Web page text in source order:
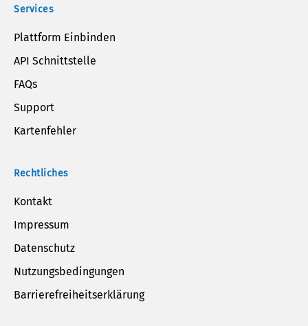
Services
Plattform Einbinden
API Schnittstelle
FAQs
Support
Kartenfehler
Rechtliches
Kontakt
Impressum
Datenschutz
Nutzungsbedingungen
Barrierefreiheitserklärung